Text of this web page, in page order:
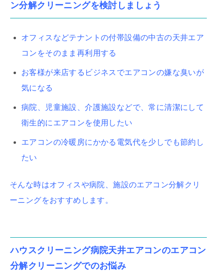
ン分解クリーニングを検討しましょう
オフィスなどテナントの付帯設備の中古の天井エア
コンをそのまま再利用する
お客様が来店するビジネスでエアコンの嫌な臭いが
気になる
病院、児童施設、介護施設などで、常に清潔にして
衛生的にエアコンを使用したい
エアコンの冷暖房にかかる電気代を少しでも節約し
たい
そんな時はオフィスや病院、施設のエアコン分解クリ
ーニングをおすすめします。
ハウスクリーニング病院天井エアコンのエアコン
分解クリーニングでのお悩み